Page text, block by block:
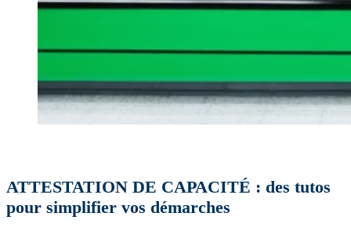
ATTESTATION DE CAPACITÉ : des tutos
pour simplifier vos démarches